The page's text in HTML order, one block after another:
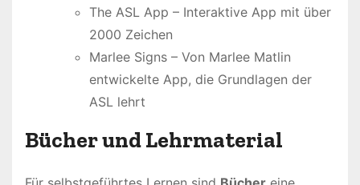
The ASL App – Interaktive App mit über
2000 Zeichen
Marlee Signs – Von Marlee Matlin
entwickelte App, die Grundlagen der
ASL lehrt
Bücher und Lehrmaterial